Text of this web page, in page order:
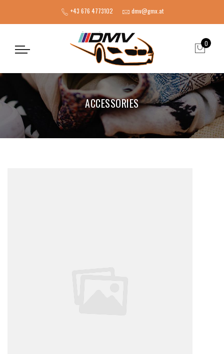
+43 676 4773102 dmv@gmx.at
0
ACCESSORIES